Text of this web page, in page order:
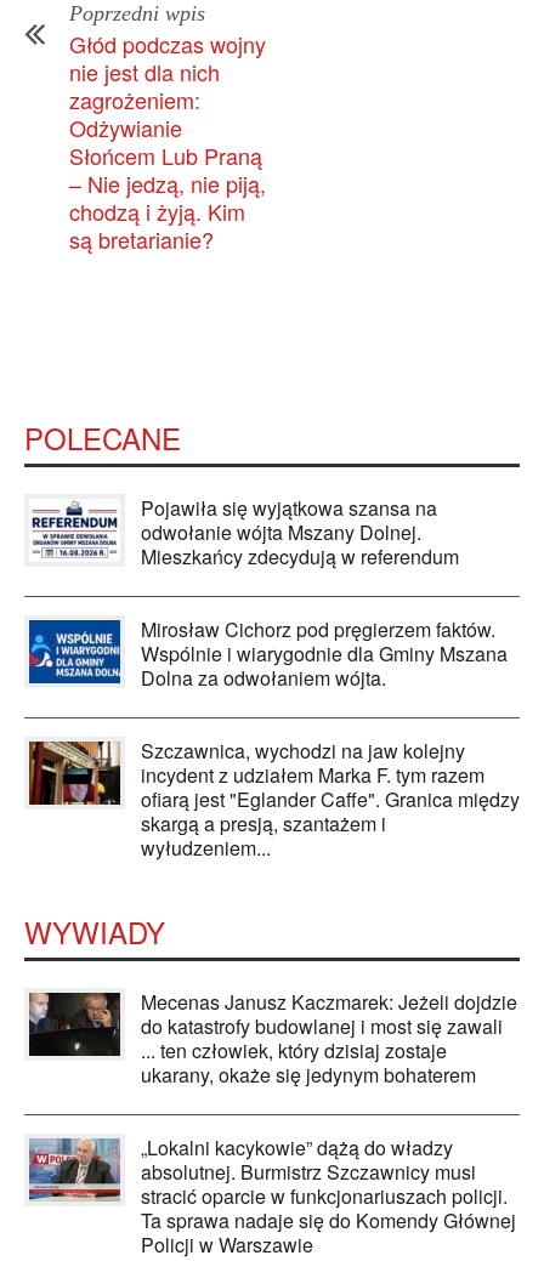
Poprzedni wpis
Głód podczas wojny
nie jest dla nich
zagrożeniem:
Odżywianie
Słońcem Lub Praną
– Nie jedzą, nie piją,
chodzą i żyją. Kim
są bretarianie?
POLECANE
Pojawiła się wyjątkowa szansa na
odwołanie wójta Mszany Dolnej.
Mieszkańcy zdecydują w referendum
Mirosław Cichorz pod pręgierzem faktów.
Wspólnie i wiarygodnie dla Gminy Mszana
Dolna za odwołaniem wójta.
Szczawnica, wychodzi na jaw kolejny
incydent z udziałem Marka F. tym razem
ofiarą jest "Eglander Caffe". Granica między
skargą a presją, szantażem i
wyłudzeniem...
WYWIADY
Mecenas Janusz Kaczmarek: Jeżeli dojdzie
do katastrofy budowlanej i most się zawali
... ten człowiek, który dzisiaj zostaje
ukarany, okaże się jedynym bohaterem
„Lokalni kacykowie” dążą do władzy
absolutnej. Burmistrz Szczawnicy musi
stracić oparcie w funkcjonariuszach policji.
Ta sprawa nadaje się do Komendy Głównej
Policji w Warszawie